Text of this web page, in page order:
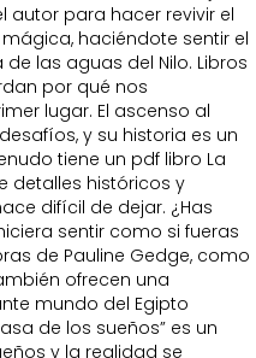
autor para hacer revivir el
haciéndote sentir el
las aguas del Nilo. Libros
por qué nos
lugar. El ascenso al
y su historia es un
tiene un pdf libro La
detalles históricos y
difícil de dejar. ¿Has
sentir como si fueras
de Pauline Gedge, como
ofrecen una
mundo del Egipto
de los sueños” es un
y la realidad se